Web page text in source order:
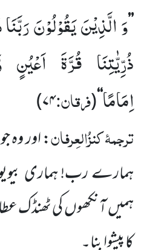
’’وَ الَّذِیْنَ یَقُوْلُوْنَ
ذُرِّیّٰتِنَا قُرَّةَ اَعْیُنٍ
اِمَامًا‘‘
(فرقان:۷۴)
ترجمۂکنزُالعِرفان: اور
ہمارے رب! ہماری
ہمیںآنکھوںکی ٹھنڈک
کا پیشوا بنا۔